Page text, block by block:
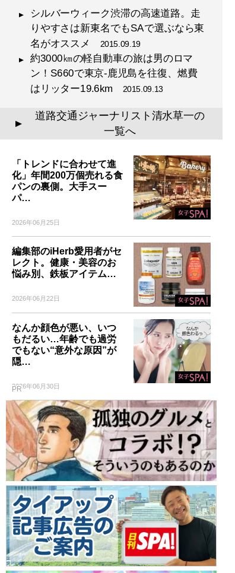
シルバーウィーク渋滞の高速道路。走
りやすさは新東名でもSAで選ぶなら東
名がオススメ 2015.09.19
約3000㎞の軽自動車の旅は男のロマ
ン！S660で東京-鹿児島を往復、燃費
はリッター19.6km
2015.09.13
▲
道路交通ジャーナリスト清水草一の
一覧へ
「トレンドに合わせて進
化」年間200万個売れる食
パンの裏側。大手スー
パ…
2026年06月25日
編集部のiHerb愛用者がセ
レクト。健康・美容のお
悩み別、鉄板アイテム…
2026年06月22日
なんか顔色が悪い、いつ
もだるい…年齢でも過労
でもない“意外な原因”が
隠…
2026年06月30日
PR